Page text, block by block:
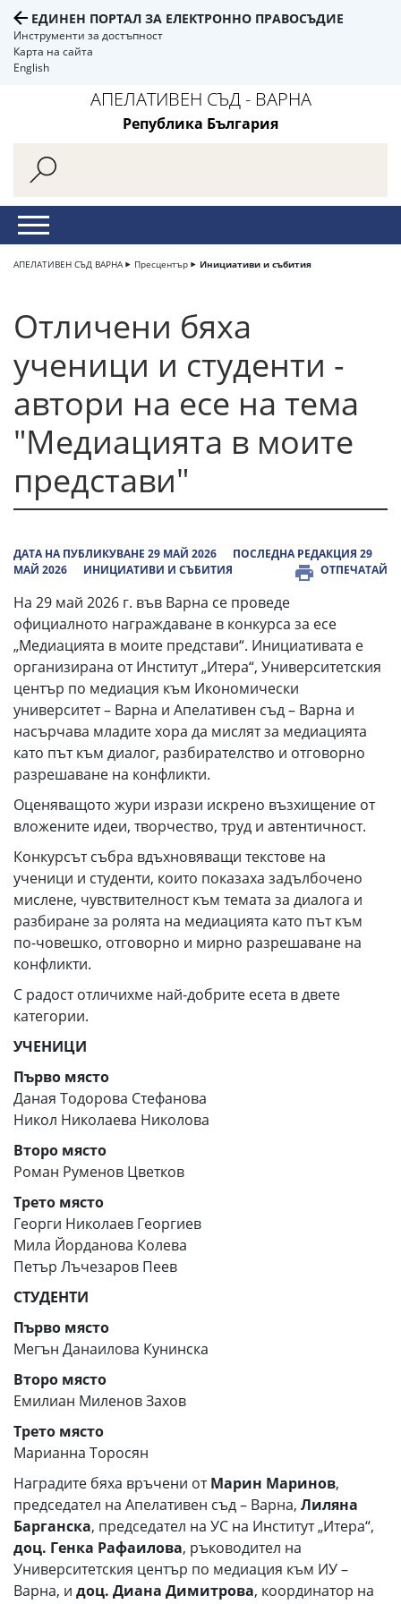
ЕДИНЕН ПОРТАЛ ЗА ЕЛЕКТРОННО ПРАВОСЪДИЕ
Инструменти за достъпност
Карта на сайта
English
АПЕЛАТИВЕН СЪД - ВАРНА
Република България
АПЕЛАТИВЕН СЪД ВАРНА Пресцентър Инициативи и събития
Отличени бяха
ученици и студенти -
автори на есе на тема
"Медиацията в моите
представи"
ДАТА НА ПУБЛИКУВАНЕ 29 МАЙ 2026
ПОСЛЕДНА РЕДАКЦИЯ 29
МАЙ 2026
ИНИЦИАТИВИ И СЪБИТИЯ ОТПЕЧАТАЙ
На 29 май 2026 г. във Варна се проведе
официалното награждаване в конкурса за есе
„Медиацията в моите представи“. Инициативата е
организирана от Институт „Итера“, Университетския
център по медиация към Икономически
университет – Варна и Апелативен съд – Варна и
насърчава младите хора да мислят за медиацията
като път към диалог, разбирателство и отговорно
разрешаване на конфликти.
Оценяващото жури изрази искрено възхищение от
вложените идеи, творчество, труд и автентичност.
Конкурсът събра вдъхновяващи текстове на
ученици и студенти, които показаха задълбочено
мислене, чувствителност към темата за диалога и
разбиране за ролята на медиацията като път към
по-човешко, отговорно и мирно разрешаване на
конфликти.
С радост отличихме най-добрите есета в двете
категории.
УЧЕНИЦИ
Първо място
Даная Тодорова Стефанова
Никол Николаева Николова
Второ място
Роман Руменов Цветков
Трето място
Георги Николаев Георгиев
Мила Йорданова Колева
Петър Лъчезаров Пеев
СТУДЕНТИ
Първо място
Мегън Данаилова Кунинска
Второ място
Емилиан Миленов Захов
Трето място
Марианна Торосян
Наградите бяха връчени отМарин Маринов,
председател на Апелативен съд – Варна, Лиляна
Барганска, председател на УС на Институт „Итера“,
доц. Генка Рафаилова, ръководител на
Университетския център по медиация към ИУ –
Варна, и доц. Диана Димитрова, координатор на